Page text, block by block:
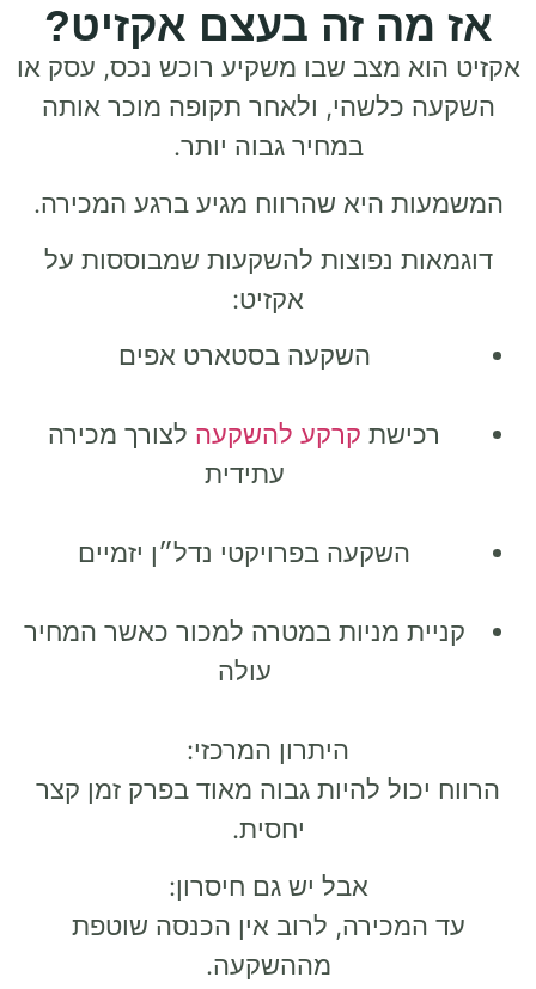
אז מה זה בעצם אקזיט?
אקזיט הוא מצב שבו משקיע רוכש נכס, עסק או
השקעה כלשהי, ולאחר תקופה מוכר אותה
במחיר גבוה יותר.
המשמעות היא שהרווח מגיעברגע המכירה.
דוגמאות נפוצות להשקעות שמבוססות על
אקזיט:
השקעה בסטארט אפים
רכישת קרקע להשקעה לצורך מכירה
עתידית
השקעה בפרויקטי נדל״ן יזמיים
קניית מניות במטרה למכור כאשר המחיר
עולה
היתרון המרכזי:
הרווח יכול להיות גבוה מאוד בפרק זמן קצר
יחסית.
אבל יש גם חיסרון:
עד המכירה, לרוב אין הכנסה שוטפת
מההשקעה.